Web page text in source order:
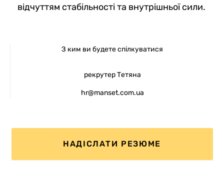
відчуттям стабільності та внутрішньої сили.
З ким ви будете спілкуватися
рекрутер Тетяна
hr@manset.com.ua
НАДІСЛАТИ РЕЗЮМЕ